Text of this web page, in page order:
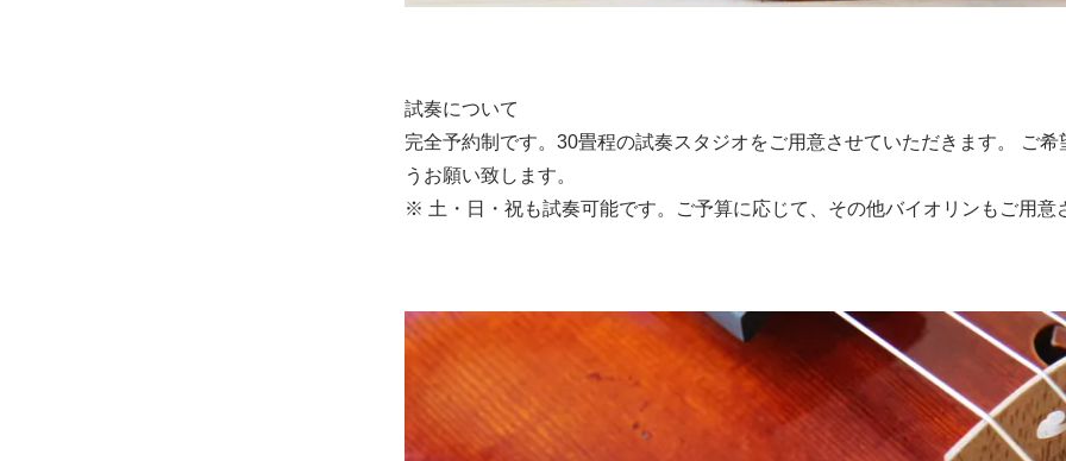
試奏について
完全予約制です。30畳程の試奏スタジオをご用意させていただきます。 ご
うお願い致します。
※ 土・日・祝も試奏可能です。ご予算に応じて、その他バイオリンもご用意